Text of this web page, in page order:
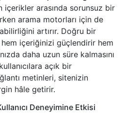
içerikler arasında sorunsuz bir
arama motorları için de
artırır. Doğru bir
içeriğinizi güçlendirir hem
daha uzun süre kalmasını
açık bir
metinleri, sitenizin
hâle getirir.
Deneyimine Etkisi